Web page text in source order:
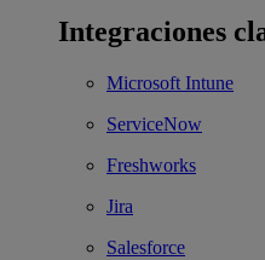
Integraciones
Microsoft Intune
ServiceNow
Freshworks
Jira
Salesforce